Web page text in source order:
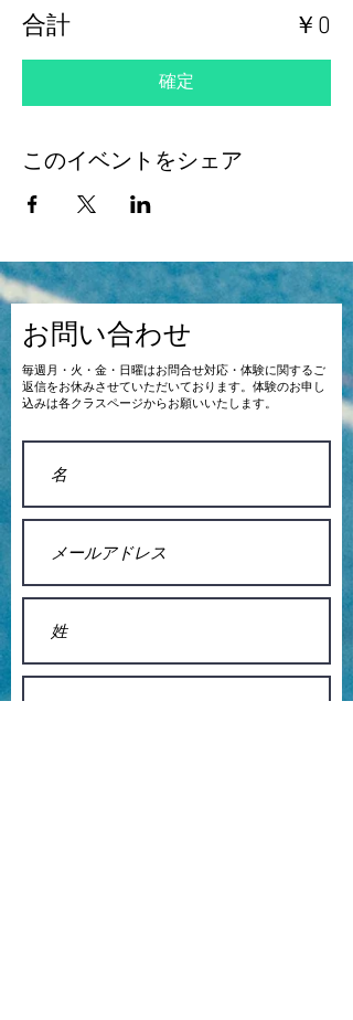
合計 ￥0
確定
このイベントをシェア
お問い合わせ
​毎週月・火・金・日曜はお問合せ対応・体験に関するご
返信をお休みさせていただいております。体験のお申し
込みは各クラスページからお願いいたします。